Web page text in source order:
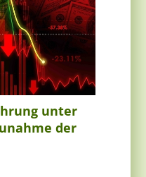
unter
der